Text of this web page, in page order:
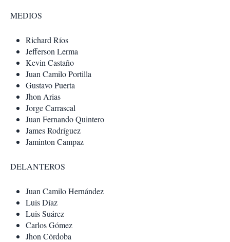
MEDIOS
Richard Ríos
Jefferson Lerma
Kevin Castaño
Juan Camilo Portilla
Gustavo Puerta
Jhon Arias
Jorge Carrascal
Juan Fernando Quintero
James Rodríguez
Jaminton Campaz
DELANTEROS
Juan Camilo Hernández
Luis Díaz
Luis Suárez
Carlos Gómez
Jhon Córdoba